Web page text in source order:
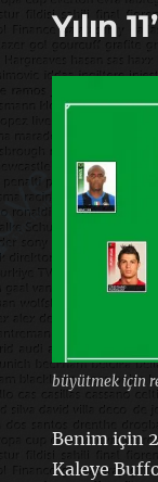
Yılın
büyütmek için
Benim için
Kaleye